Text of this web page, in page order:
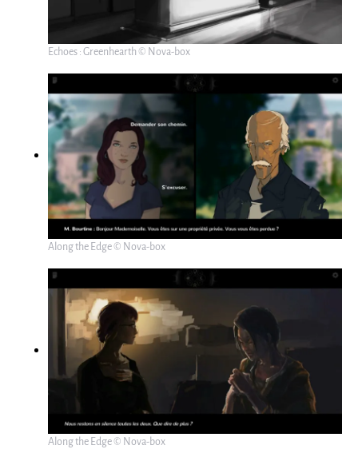
Echoes : Greenhearth © Nova-box
Along the Edge © Nova-box
Along the Edge © Nova-box